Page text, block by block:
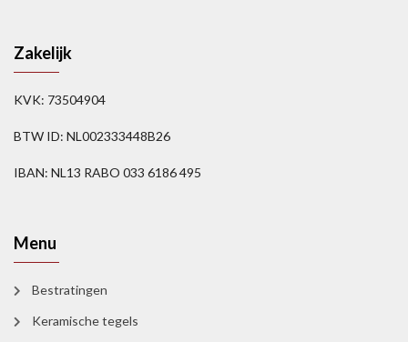
Zakelijk
KVK: 73504904
BTW ID: NL002333448B26
IBAN: NL13 RABO 033 6186 495
Menu
Bestratingen
Keramische tegels